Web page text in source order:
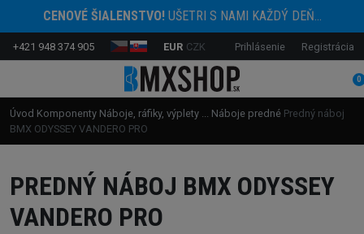
CENOVÉ ŠIALENSTVO!UŠETRI S NAMI KAŽDÝ DEŇ...
+421 948 374 905 EUR CZK Prihlásenie Registrácia
0
Úvod Komponenty Náboje, ráfiky, výplety ... Náboje predné Predný náboj
BMX ODYSSEY VANDERO PRO
PREDNÝ NÁBOJ BMX ODYSSEY
VANDERO PRO